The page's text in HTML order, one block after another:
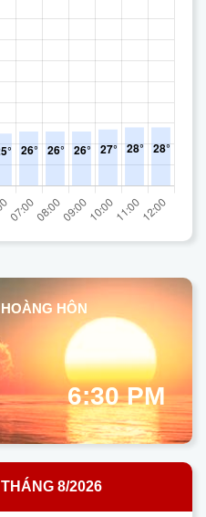
HÔN
6:30 PM
8/2026